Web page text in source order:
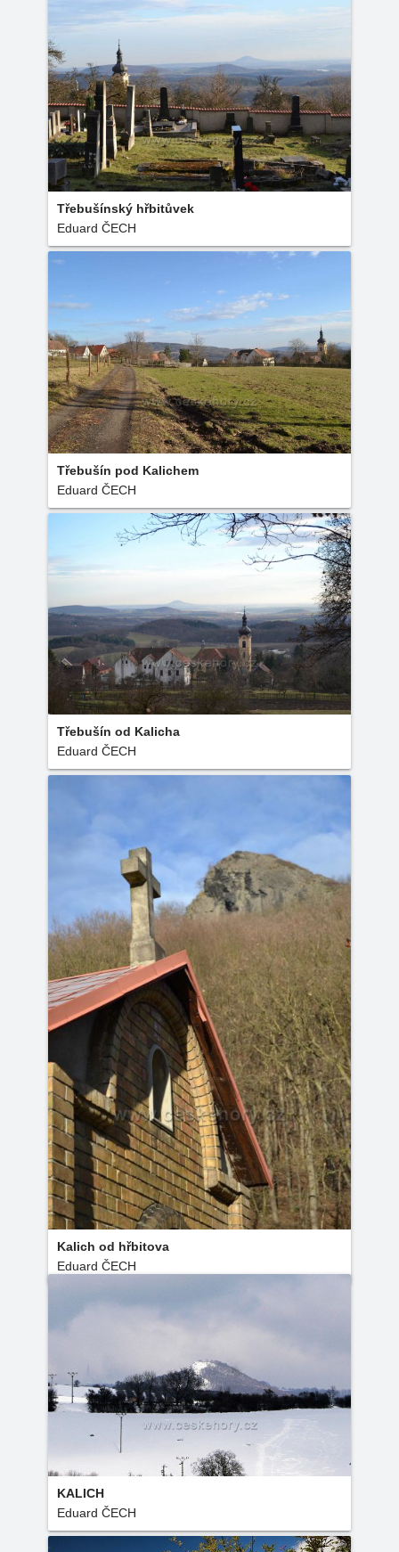
Třebušínský hřbitůvek
Eduard ČECH
Třebušín pod Kalichem
Eduard ČECH
Třebušín od Kalicha
Eduard ČECH
Kalich od hřbitova
Eduard ČECH
KALICH
Eduard ČECH